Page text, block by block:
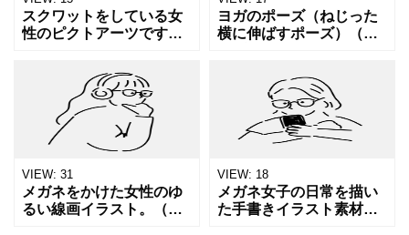
スクワットをしている女
性のピクトアーツです。
ルなピクトアーツです。
スポーツジムや体育の資
料などにご利用くださ
い。
ヨガのポーズ（ねじった
横に伸ばすポーズ）（パ
フにした男性のピクトア
ーツです。 ポーズの特徴
が直感的に伝わる、シン
プル
VIEW: 31
メガネをかけた女性のゆ
るい線画イラスト。（眼
VIEW: 18
メガネ女子の日常を描い
た手書きイラスト素材。